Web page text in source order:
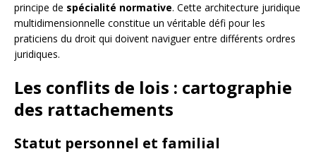
principe de spécialité normative. Cette architecture juridique
multidimensionnelle constitue un véritable défi pour les
praticiens du droit qui doivent naviguer entre différents ordres
juridiques.
Les conflits de lois : cartographie
des rattachements
Statut personnel et familial